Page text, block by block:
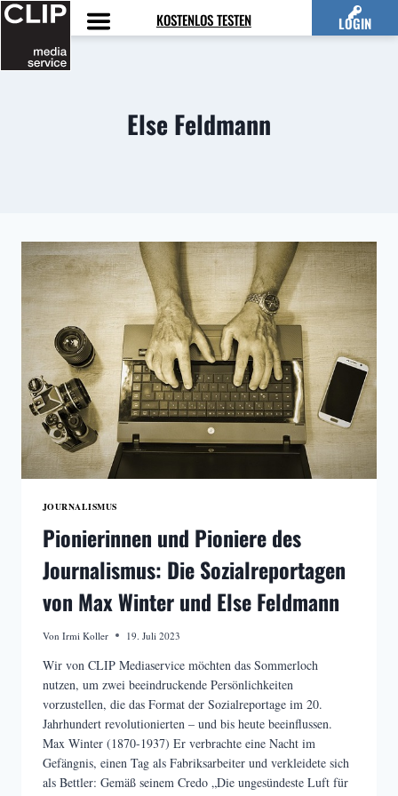
Zum
Inhalt
springen
KOSTENLOS TESTEN LOGIN
Else Feldmann
JOURNALISMUS
Pionierinnen und Pioniere des
Journalismus: Die Sozialreportagen
von Max Winter und Else Feldmann
Von Irmi Koller 19. Juli 2023
Wir von CLIP Mediaservice möchten das Sommerloch
nutzen, um zwei beeindruckende Persönlichkeiten
vorzustellen, die das Format der Sozialreportage im 20.
Jahrhundert revolutionierten – und bis heute beeinflussen.
Max Winter (1870-1937) Er verbrachte eine Nacht im
Gefängnis, einen Tag als Fabriksarbeiter und verkleidete sich
als Bettler: Gemäß seinem Credo „Die ungesündeste Luft für